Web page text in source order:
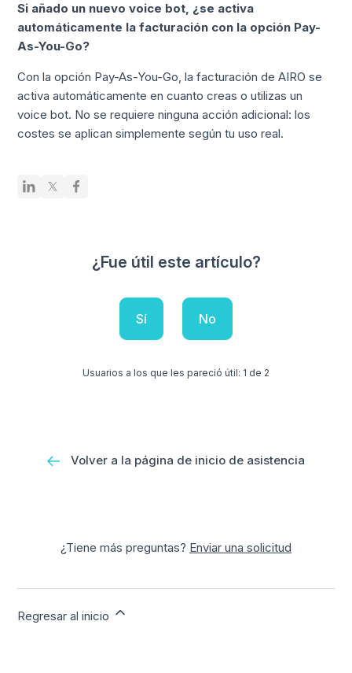
Si añado un nuevo voice bot, ¿se activa
automáticamente la facturación con la opción Pay-
As-You-Go?
Con la opción Pay-As-You-Go, la facturación de AIRO se
activa automáticamente en cuanto creas o utilizas un
voice bot. No se requiere ninguna acción adicional: los
costes se aplican simplemente según tu uso real.
¿Fue útil este artículo?
Sí No
Usuarios a los que les pareció útil: 1 de 2
Volver a la página de inicio de asistencia
¿Tiene más preguntas? Enviar una solicitud
Regresar al inicio